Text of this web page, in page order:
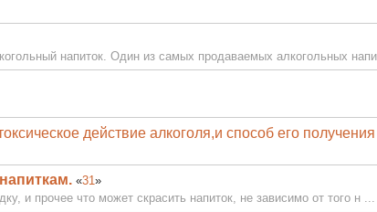
напиток. Один из самых продаваемых алкогольных
действие алкоголя,и способ его получения
«31»
и прочее что может скрасить напиток, не зависимо от того н ...